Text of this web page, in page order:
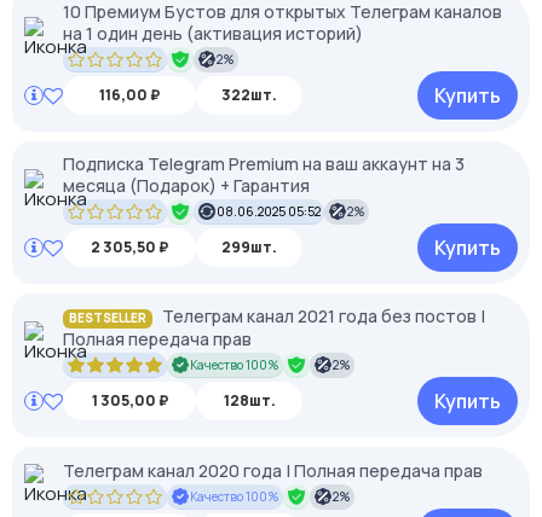
10 Премиум Бустов для открытых Телеграм каналов
на 1 один день (активация историй)
2%
116,00 ₽ 322шт. Купить
Подписка Telegram Premium на ваш аккаунт на 3
месяца (Подарок) + Гарантия
08.06.2025 05:52 2%
2 305,50 ₽ 299шт. Купить
BESTSELLER
Телеграм канал 2021 года без постов |
Полная передача прав
Качество 100% 2%
1 305,00 ₽ 128шт. Купить
Телеграм канал 2020 года | Полная передача прав
Качество 100% 2%